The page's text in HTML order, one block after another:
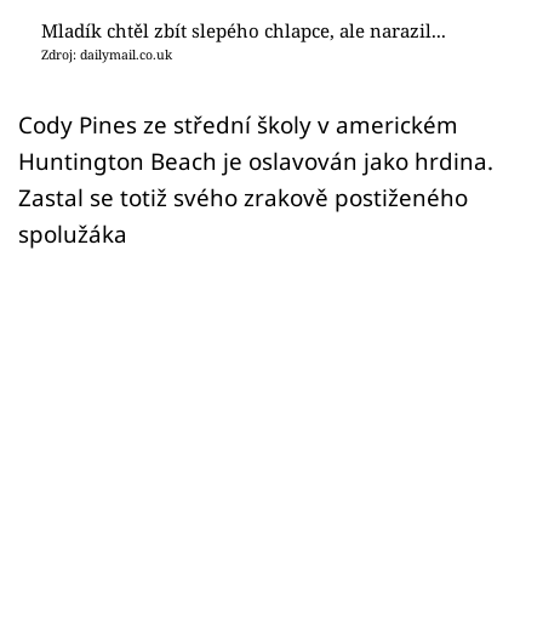
Sledujte prima+
Přihlášení
Sledujte nás
Mladík chtěl zbít slepého chlapce, ale narazil...
Zdroj: dailymail.co.uk
Cody Pines ze střední školy v americkém
Huntington Beach je oslavován jako hrdina.
Zastal se totiž svého zrakově postiženého
spolužáka